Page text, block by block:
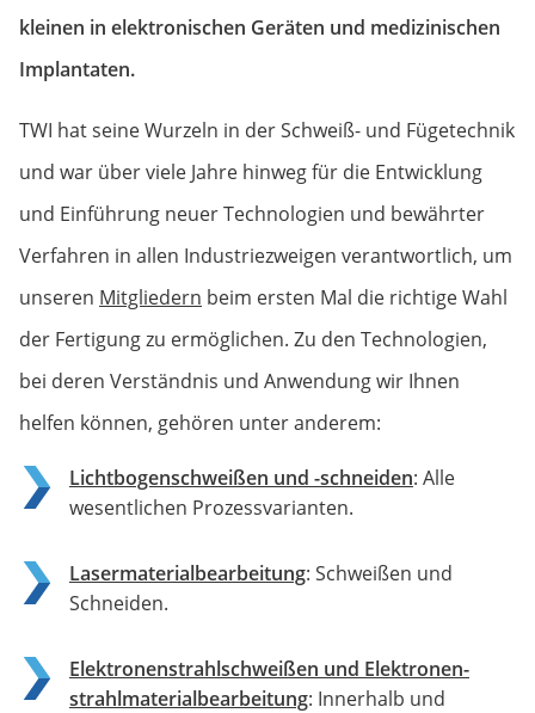
kleinen in elektronischen Geräten und medizinischen
Implantaten.
TWI hat seine Wurzeln in der Schweiß- und Fügetechnik
und war über viele Jahre hinweg für die Entwicklung
und Einführung neuer Technologien und bewährter
Verfahren in allen Industriezweigen verantwortlich, um
unseren Mitgliedern beim ersten Mal die richtige Wahl
der Fertigung zu ermöglichen. Zu den Technologien,
bei deren Verständnis und Anwendung wir Ihnen
helfen können, gehören unter anderem:
Lichtbogenschweißen und -schneiden: Alle
wesentlichen Prozessvarianten.
Lasermaterial­bearbeitung: Schweißen und
Schneiden.
Elektronenstrahl­schweißen und Elektronen­
strahl­material­bearbeitung: Innerhalb und